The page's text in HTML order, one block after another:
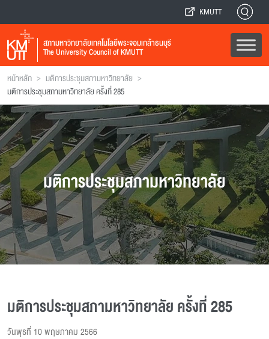
KMUTT
สภามหาวิทยาลัยเทคโนโลยีพระจอมเกล้าธนบุรี
The University Council of KMUTT
หน้าหลัก > มติการประชุมสภามหาวิทยาลัย >
มติการประชุมสภามหาวิทยาลัย ครั้งที่ 285
มติการประชุมสภามหาวิทยาลัย
มติการประชุมสภามหาวิทยาลัย ครั้งที่ 285
วันพุธที่ 10 พฤษภาคม 2566